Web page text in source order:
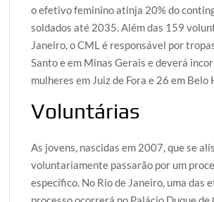
o efetivo feminino atinja 20% do
soldados até 2035. Além das 159
Janeiro, o CML é responsável por
Santo e em Minas Gerais e deverá
mulheres em Juiz de Fora e 26 em Belo
Voluntárias
As jovens, nascidas em 2007, que se
voluntariamente passarão por um
específico. No Rio de Janeiro, uma das